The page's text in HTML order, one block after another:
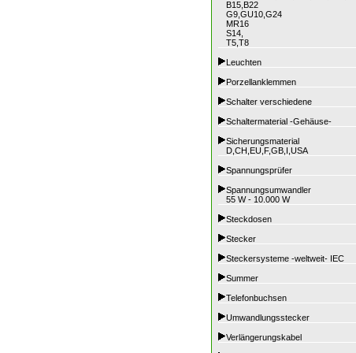
B15,B22
G9,GU10,G24
MR16
S14,
T5,T8
Leuchten
Porzellanklemmen
Schalter verschiedene
Schaltermaterial -Gehäuse-
Sicherungsmaterial
D,CH,EU,F,GB,I,USA
Spannungsprüfer
Spannungsumwandler
55 W - 10.000 W
Steckdosen
Stecker
Steckersysteme -weltweit- IEC
Summer
Telefonbuchsen
Umwandlungsstecker
Verlängerungskabel